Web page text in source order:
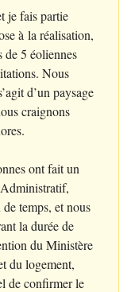
je fais partie
à la réalisation,
de 5 éoliennes
Nous
d’un paysage
craignons
ont fait un
de temps, et nous
la durée de
du Ministère
du logement,
de confirmer le